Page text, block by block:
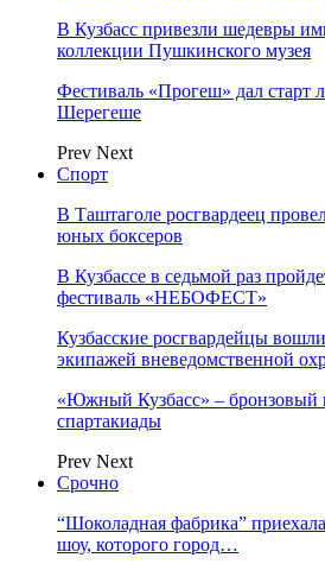
В Кузбасс привезли шедевры
коллекции Пушкинского музея
Фестиваль «Прогеш» дал старт
Шерегеше
Prev Next
Спорт
В Таштаголе росгвардеец
юных боксеров
В Кузбассе в седьмой раз
фестиваль «НЕБОФЕСТ»
Кузбасские росгвардейцы
экипажей вневедомственной
«Южный Кузбасс» – бронзовый
спартакиады
Prev Next
Срочно
“Шоколадная фабрика”
шоу, которого город…